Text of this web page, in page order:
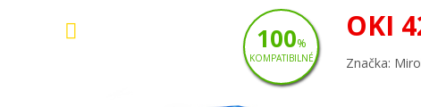
OKI
Značka:
100%
KOMPATIBILNÉ